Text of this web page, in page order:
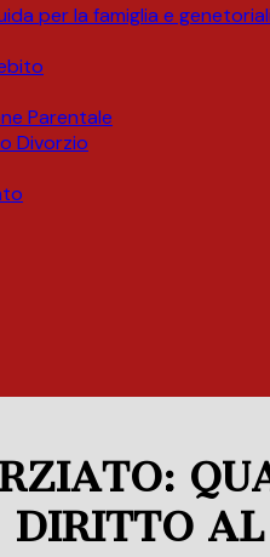
per la famiglia e
Parentale
Divorzio
DIRITTO